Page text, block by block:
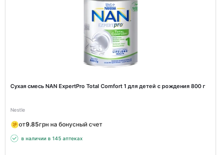
Сухая смесь NAN ExpertPro Total Comfort 1 для детей с рождения 800 г
Nestle
от9.85грн на бонусный счет
в наличии в 145 аптеках